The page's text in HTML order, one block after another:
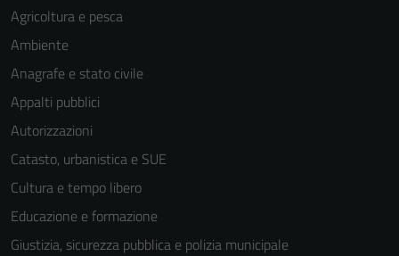
Agricoltura e pesca
Ambiente
Anagrafe e stato civile
Appalti pubblici
Autorizzazioni
Catasto, urbanistica e SUE
Cultura e tempo libero
Educazione e formazione
Giustizia, sicurezza pubblica e polizia municipale